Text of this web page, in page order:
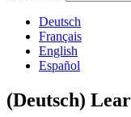
Deutsch
Français
English
Español
(Deutsch) Lear